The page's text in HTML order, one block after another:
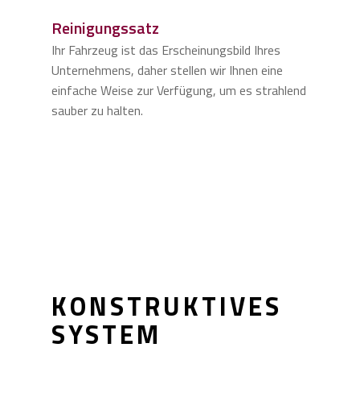
Reinigungssatz
Ihr Fahrzeug ist das Erscheinungsbild Ihres
Unternehmens, daher stellen wir Ihnen eine
einfache Weise zur Verfügung, um es strahlend
sauber zu halten.
KONSTRUKTIVES
SYSTEM